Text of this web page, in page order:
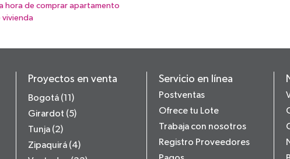
hora de comprar apartamento
vivienda
Proyectos en venta
Bogotá (11)
Girardot (5)
Tunja (2)
Zipaquirá (4)
Servicio en línea
Postventas
Ofrece tu Lote
Trabaja con nosotros
Registro Proveedores